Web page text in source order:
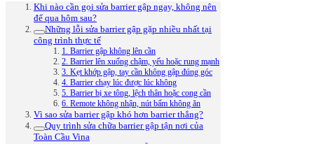
Khi nào cần gọi sửa barrier gập ngay, không nên
để qua hôm sau?
Những lỗi sửa barrier gập gặp nhiều nhất tại
công trình thực tế
1. Barrier gập không lên cần
2. Barrier lên xuống chậm, yếu hoặc rung mạnh
3. Kẹt khớp gập, tay cần không gập đúng góc
4. Barrier chạy lúc được lúc không
5. Barrier bị xe tông, lệch thân hoặc cong cần
6. Remote không nhận, nút bấm không ăn
Vì sao sửa barrier gập khó hơn barrier thẳng?
Quy trình sửa chữa barrier gập tận nơi của
Toàn Cầu Vina